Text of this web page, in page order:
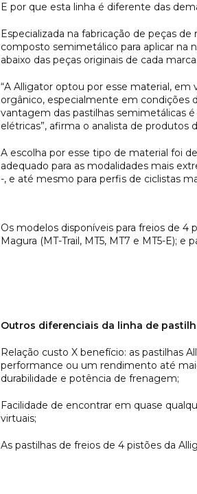
E por que esta linha é diferente das
Especializada na fabricação de peças
composto semimetálico para aplicar na
abaixo das peças originais de cada marca.
“A Alligator optou por esse material,
orgânico, especialmente em condições
vantagem das pastilhas semimetálicas
elétricas”, afirma o analista de produtos
A escolha por esse tipo de material foi
adequado para as modalidades mais
-, e até mesmo para perfis de ciclistas
Os modelos disponíveis para freios de 4
Magura (MT-Trail, MT5, MT7 e MT5-E); e
Outros diferenciais da linha de
Relação custo X benefício: as pastilhas
performance ou um rendimento até
durabilidade e potência de frenagem;
Facilidade de encontrar em quase
virtuais;
As pastilhas de freios de 4 pistões da